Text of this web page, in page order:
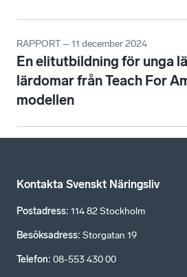
RAPPORT – 11 december 2024
En elitutbildning för unga
lärdomar från Teach For
modellen
Kontakta Svenskt Näringsliv
Postadress: 114 82 Stockholm
Besöksadress: Storgatan 19
Telefon: 08-553 430 00